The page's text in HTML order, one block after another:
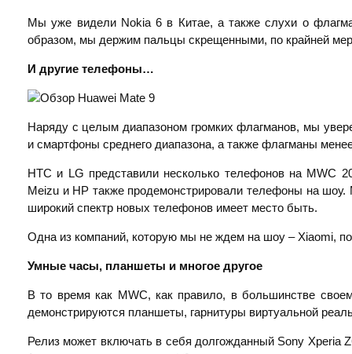
Мы уже видели Nokia 6 в Китае, а также слухи о
образом, мы держим пальцы скрещенными, по крайней
И другие телефоны…
Наряду с целым диапазоном громких флагманов, мы
и смартфоны среднего диапазона, а также флагманы
HTC и LG представили несколько телефонов на MWC
Meizu и HP также продемонстрировали телефоны на
широкий спектр новых телефонов имеет место быть.
Одна из компаний, которую мы не ждем на шоу – Xiaomi,
Умные часы, планшеты и многое другое
В то время как MWC, как правило, в большинстве
демонстрируются планшеты, гарнитуры виртуальной
Релиз может включать в себя долгожданный Sony Xperia